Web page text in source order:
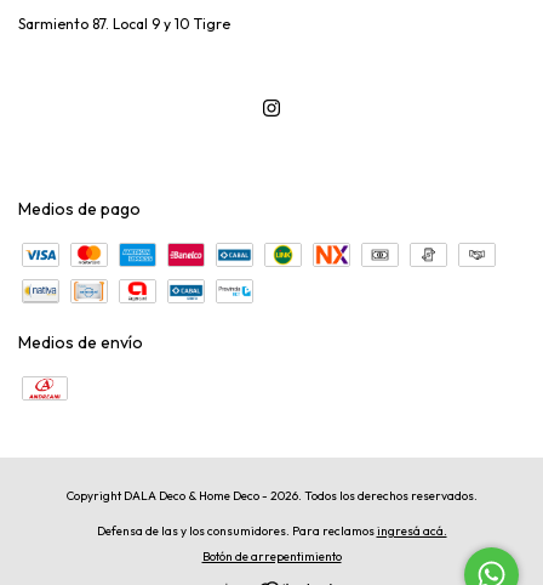
Sarmiento 87. Local 9 y 10 Tigre
Medios de pago
Medios de envío
Copyright DALA Deco & Home Deco - 2026. Todos los derechos reservados.
Defensa de las y los consumidores. Para reclamosingresá acá.
Botón de arrepentimiento